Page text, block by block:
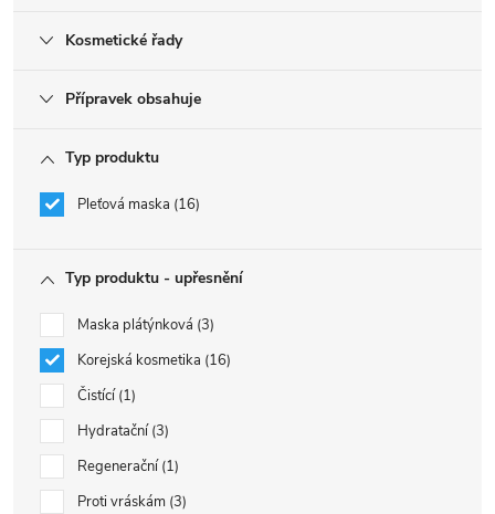
Kosmetické řady
Přípravek obsahuje
Typ produktu
Pleťová maska 16
Typ produktu - upřesnění
Maska plátýnková 3
Korejská kosmetika 16
Čistící 1
Hydratační 3
Regenerační 1
Proti vráskám 3